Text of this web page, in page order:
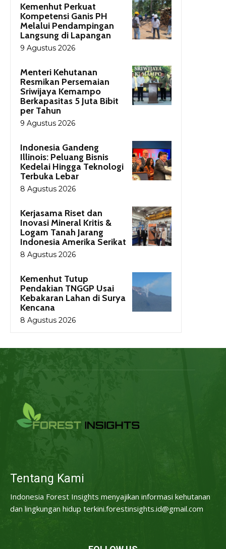
Kemenhut Perkuat
Kompetensi Ganis PH
Melalui Pendampingan
Langsung di Lapangan
9 Agustus 2026
Menteri Kehutanan
Resmikan Persemaian
Sriwijaya Kemampo
Berkapasitas 5 Juta Bibit
per Tahun
9 Agustus 2026
Indonesia Gandeng
Illinois: Peluang Bisnis
Kedelai Hingga Teknologi
Terbuka Lebar
8 Agustus 2026
Kerjasama Riset dan
Inovasi Mineral Kritis &
Logam Tanah Jarang
Indonesia Amerika Serikat
8 Agustus 2026
Kemenhut Tutup
Pendakian TNGGP Usai
Kebakaran Lahan di Surya
Kencana
8 Agustus 2026
Tentang Kami
Indonesia Forest Insights menyajikan informasi kehutanan
dan lingkungan hidup terkini.forestinsights.id@gmail.com